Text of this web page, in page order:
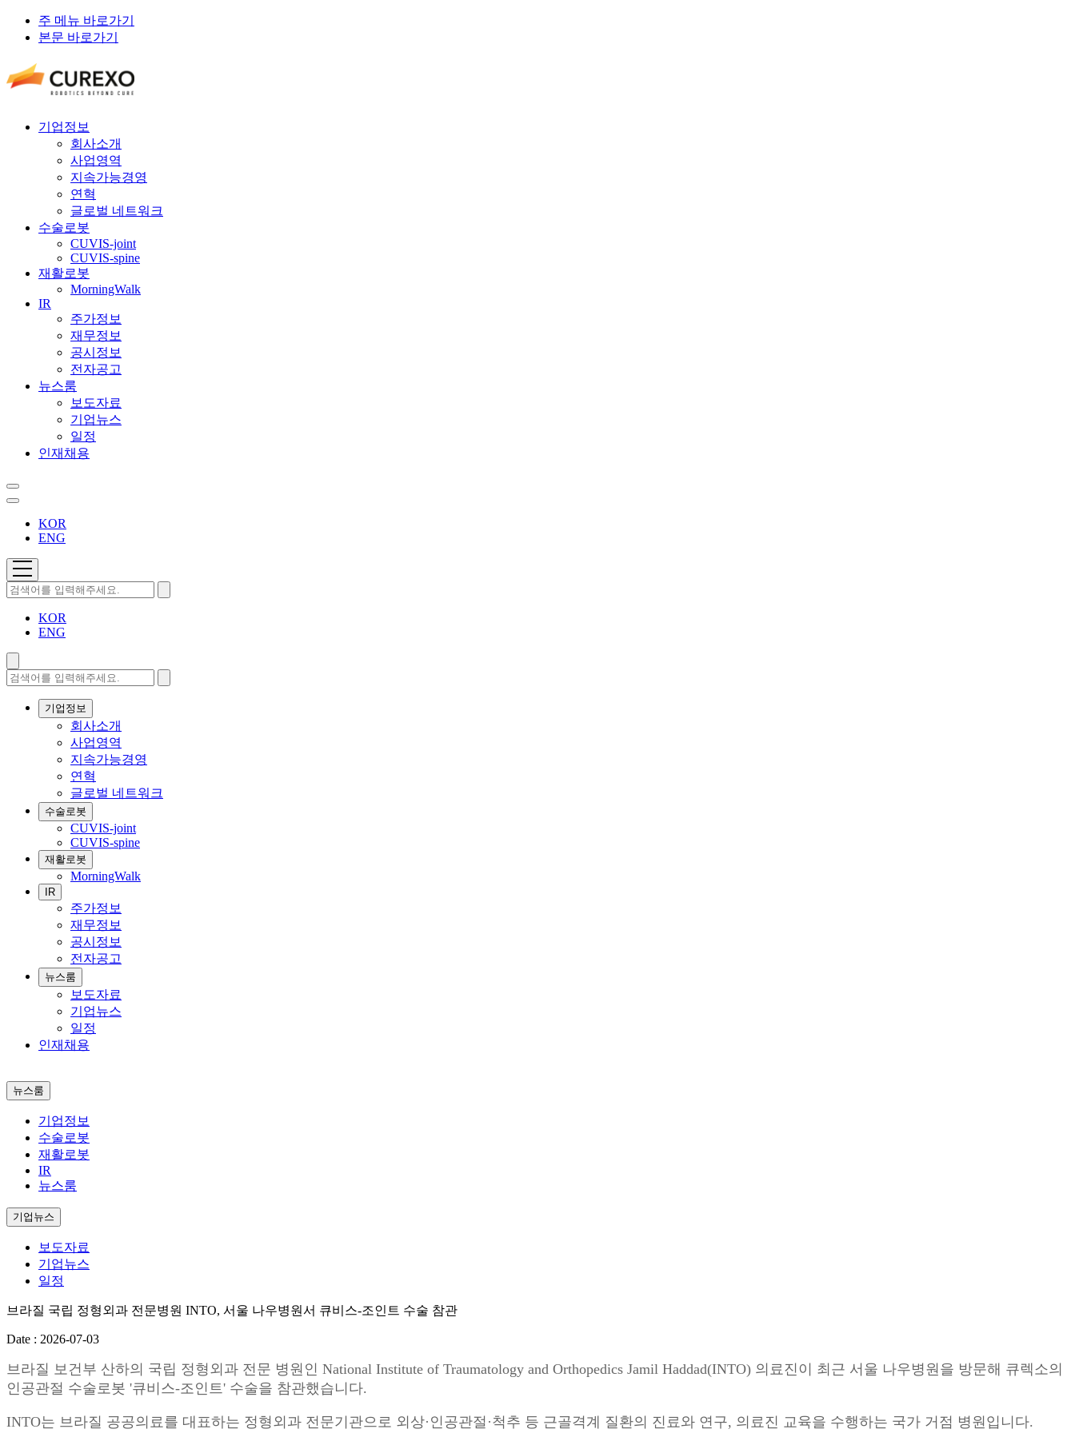
주 메뉴 바로가기
본문 바로가기
기업정보
회사소개
사업영역
지속가능경영
연혁
글로벌 네트워크
수술로봇
CUVIS-joint
CUVIS-spine
재활로봇
MorningWalk
IR
주가정보
재무정보
공시정보
전자공고
뉴스룸
보도자료
기업뉴스
일정
인재채용
KOR
ENG
KOR
ENG
기업정보
회사소개
사업영역
지속가능경영
연혁
글로벌 네트워크
수술로봇
CUVIS-joint
CUVIS-spine
재활로봇
MorningWalk
IR
주가정보
재무정보
공시정보
전자공고
뉴스룸
보도자료
기업뉴스
일정
인재채용
뉴스룸
기업정보
수술로봇
재활로봇
IR
뉴스룸
기업뉴스
보도자료
기업뉴스
일정
브라질 국립 정형외과 전문병원 INTO, 서울 나우병원서 큐비스-조인트 수술 참관
Date : 2026-07-03
브라질 보건부 산하의 국립 정형외과 전문 병원인 National Institute of Traumatology and Orthopedics Jamil Haddad(INTO) 의료진이 최근 서울 나우병원을 방문해 큐렉소의
인공관절 수술로봇 '큐비스-조인트' 수술을 참관했습니다.
INTO는 브라질 공공의료를 대표하는 정형외과 전문기관으로 외상·인공관절·척추 등 근골격계 질환의 진료와 연구, 의료진 교육을 수행하는 국가 거점 병원입니다.